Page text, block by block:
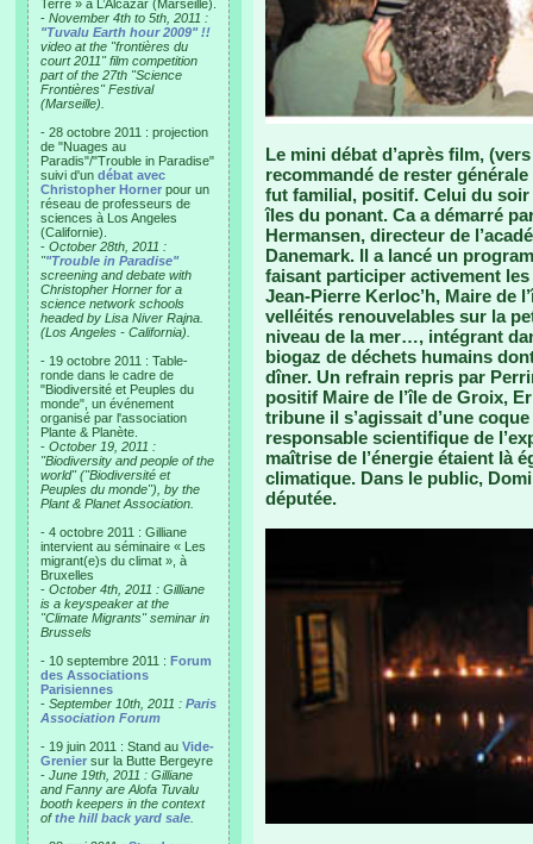
Terre » à L’Alcazar (Marseille).
- November 4th to 5th, 2011 :
"Tuvalu Earth hour 2009" !!
video at the "frontières du
court 2011" film competition
part of the 27th "Science
Frontières" Festival
(Marseille).
- 28 octobre 2011 : projection
de "Nuages au
Paradis"/"Trouble in Paradise"
suivi d'un débat avec
Christopher Horner pour un
réseau de professeurs de
sciences à Los Angeles
(Californie).
- October 28th, 2011 :
""Trouble in Paradise"
screening and debate with
Christopher Horner for a
science network schools
headed by Lisa Niver Rajna.
(Los Angeles - California).
- 19 octobre 2011 : Table-
ronde dans le cadre de
"Biodiversité et Peuples du
monde", un événement
organisé par l'association
Plante & Planète.
- October 19, 2011 :
"Biodiversity and people of the
world" ("Biodiversité et
Peuples du monde"), by the
Plant & Planet Association.
- 4 octobre 2011 : Gilliane
intervient au séminaire « Les
migrant(e)s du climat », à
Bruxelles
- October 4th, 2011 : Gilliane
is a keyspeaker at the
"Climate Migrants" seminar in
Brussels
- 10 septembre 2011 : Forum
des Associations
Parisiennes
- September 10th, 2011 : Paris
Association Forum
- 19 juin 2011 : Stand au Vide-
Grenier sur la Butte Bergeyre
- June 19th, 2011 : Gilliane
and Fanny are Alofa Tuvalu
booth keepers in the context
ofthe hill back yard sale
Le mini débat d’après film,
recommandé de rester
fut familial, positif. Celui du
îles du ponant. Ca a démarré
Hermansen, directeur de
Danemark. Il a lancé un
faisant participer activement
Jean-Pierre Kerloc’h, Maire de
velléités renouvelables sur la
niveau de la mer…, intégrant
biogaz de déchets humains
dîner. Un refrain repris par
positif Maire de l’île de Groix,
tribune il s’agissait d’une
responsable scientifique de
maîtrise de l’énergie étaient là
climatique. Dans le public,
députée.